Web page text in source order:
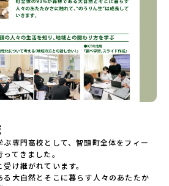
専門高校として、智頭町全体をフィー
てきました。
け継がれています。
大自然とそこに暮らす人々のあたたか